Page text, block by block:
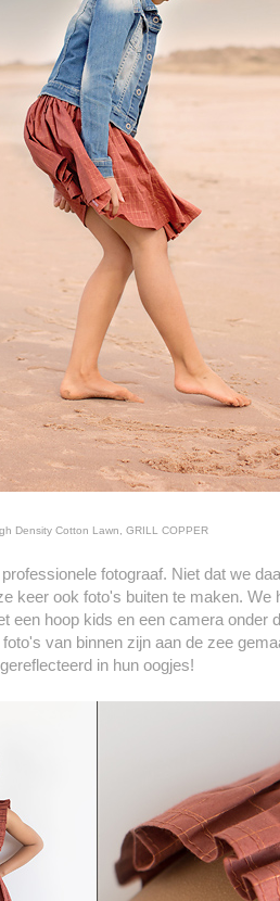
Density Cotton Lawn, GRILL COPPER
fotograaf. Niet dat we
keer ook foto's buiten te maken.
hoop kids en een camera onder
van binnen zijn aan de zee
gereflecteerd in hun oogjes!